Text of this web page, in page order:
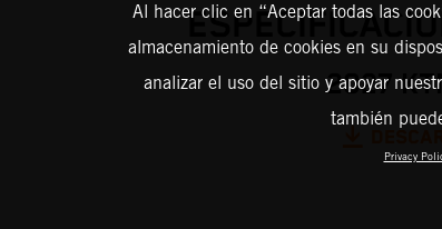
2027
Al hacer clic en “Aceptar todas las
almacenamiento de cookies en su
analizar el uso del sitio y apoyar
también
Privacy